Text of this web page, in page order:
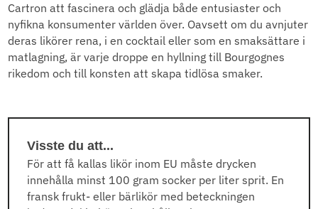
Cartron att fascinera och glädja både entusiaster och
nyfikna konsumenter världen över. Oavsett om du avnjuter
deras likörer rena, i en cocktail eller som en smaksättare i
matlagning, är varje droppe en hyllning till Bourgognes
rikedom och till konsten att skapa tidlösa smaker.
Visste du att...
För att få kallas likör inom EU måste drycken
innehålla minst 100 gram socker per liter sprit. En
fransk frukt- eller bärlikör med beteckningen